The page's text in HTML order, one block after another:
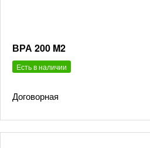
ВРА 200 M2
Есть в наличии
Договорная